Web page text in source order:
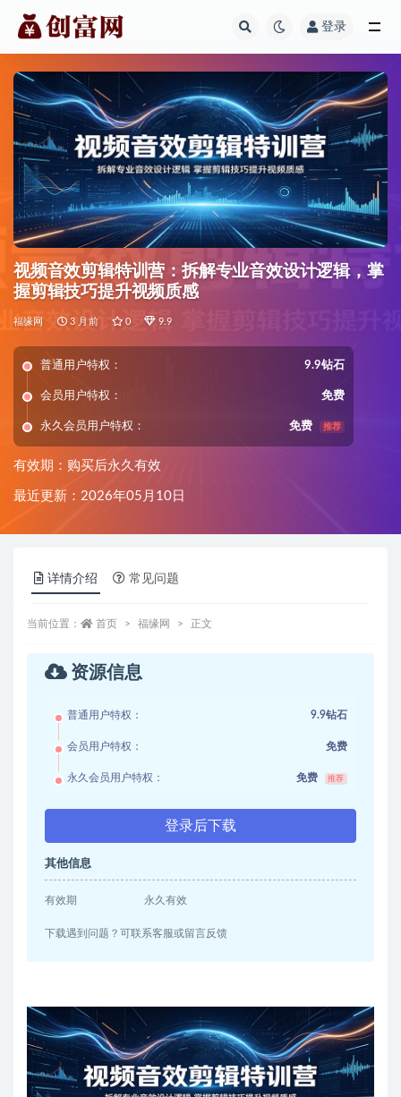
登录
视频音效剪辑特训营：拆解专业音效设计逻辑，掌
握剪辑技巧提升视频质感
福缘网 3 月前 0 9.9
普通用户特权： 9.9钻石
会员用户特权： 免费
永久会员用户特权： 免费 推荐
有效期：购买后永久有效
最近更新：2026年05月10日
详情介绍 常见问题
当前位置： 首页 福缘网 正文
资源信息
普通用户特权： 9.9钻石
会员用户特权： 免费
永久会员用户特权： 免费 推荐
登录后下载
其他信息
有效期 永久有效
下载遇到问题？可联系客服或留言反馈